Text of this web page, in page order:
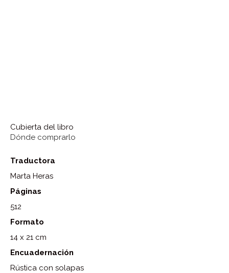
Cubierta del libro
Dónde comprarlo
Traductora
Marta Heras
Páginas
512
Formato
14 x 21 cm
Encuadernación
Rústica con solapas